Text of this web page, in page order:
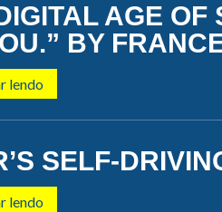
AGE OF
BY
lendo
SELF-
lendo